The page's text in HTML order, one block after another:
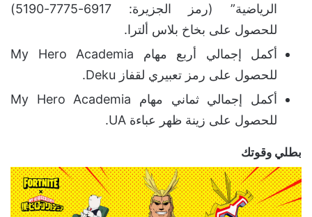
الرياضية” (رمز الجزيرة: 6917-7775-5190)
للحصول على بخاخ بلاس ألترا.
أكمل إجمالي أربع مهام My Hero Academia
للحصول على رمز تعبيري لقفاز Deku.
أكمل إجمالي ثماني مهام My Hero Academia
للحصول على زينة ظهر عباءة UA.
بطلي وقوتك